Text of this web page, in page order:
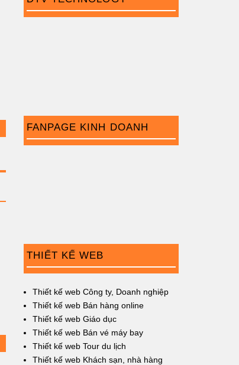
FANPAGE KINH DOANH
THIẾT KẾ WEB
Thiết kế web Công ty, Doanh nghiệp
Thiết kế web Bán hàng online
Thiết kế web Giáo dục
Thiết kế web Bán vé máy bay
Thiết kế web Tour du lịch
Thiết kế web Khách sạn, nhà hàng